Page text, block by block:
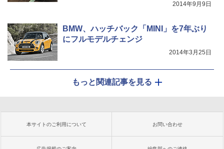
2014年9月9日
BMW、ハッチバック「MINI」を7年ぶり
にフルモデルチェンジ
2014年3月25日
もっと関連記事を見る
本サイトのご利用について お問い合わせ